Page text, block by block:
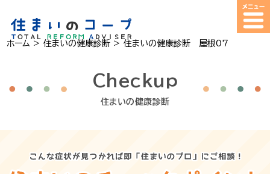
ホーム >住まいの健康診断 >住まいの健康診断 屋根07
Checkup
住まいの健康診断